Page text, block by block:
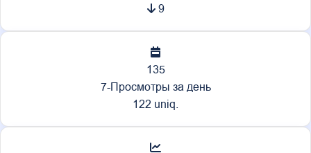
9
135
7-Просмотры за день
122 uniq.